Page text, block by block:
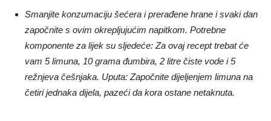
Smanjite konzumaciju šećera i prerađene hrane i svaki dan
započnite s ovim okrepljujućim napitkom. Potrebne
komponente za lijek su sljedeće: Za ovaj recept trebat će
vam 5 limuna, 10 grama đumbira, 2 litre čiste vode i 5
režnjeva češnjaka. Uputa: Započnite dijeljenjem limuna na
četiri jednaka dijela, pazeći da kora ostane netaknuta.